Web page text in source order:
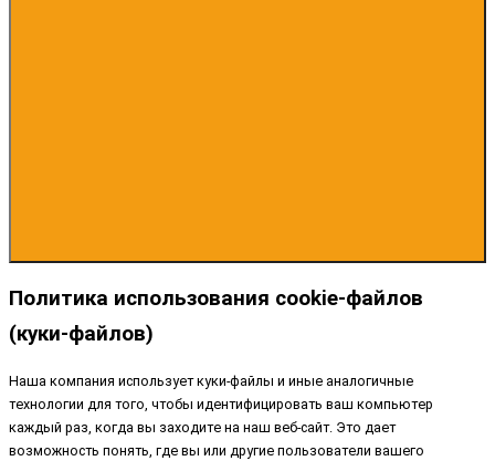
Политика использования cookie-файлов
(куки-файлов)
Наша компания использует куки-файлы и иные аналогичные
технологии для того, чтобы идентифицировать ваш компьютер
каждый раз, когда вы заходите на наш веб-сайт. Это дает
возможность понять, где вы или другие пользователи вашего